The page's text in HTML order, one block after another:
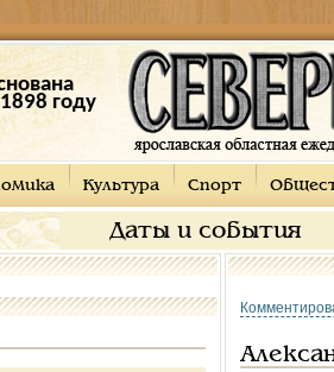
году
Культура Спорт
Даты и события